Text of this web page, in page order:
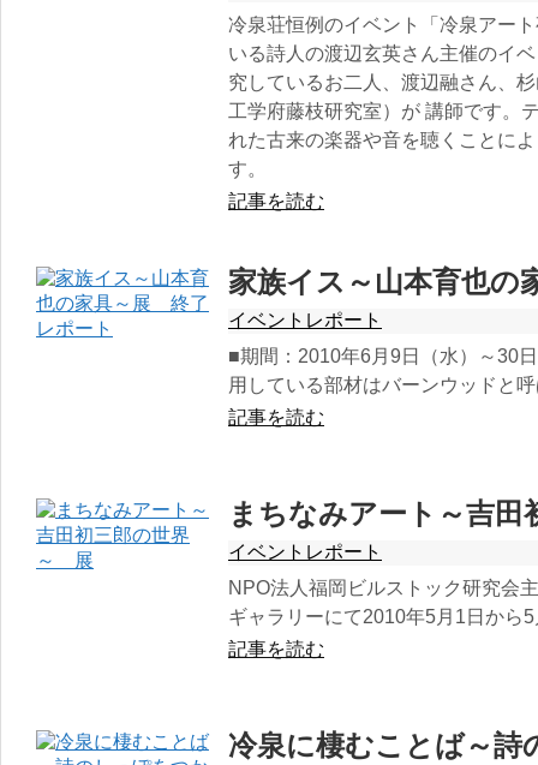
冷泉荘恒例のイベント「冷泉アー
いる詩人の渡辺玄英さん主催のイ
究しているお二人、渡辺融さん、
工学府藤枝研究室）が 講師です。
れた古来の楽器や音を聴くことに
す。
記事を読む
家族イス～山本育也
イベントレポート
■期間：2010年6月9日（水）～30
用している部材はバーンウッドと
記事を読む
まちなみアート～吉
イベントレポート
NPO法人福岡ビルストック研究会
ギャラリーにて2010年5月1日から
記事を読む
冷泉に棲むことば～詩